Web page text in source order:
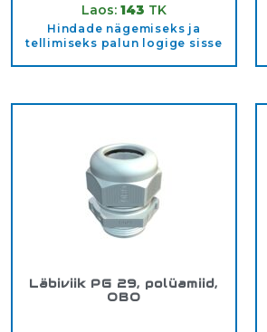
Laos: 143 TK
Hindade nägemiseks ja
tellimiseks palun logige sisse
Läbiviik PG 29, polüamiid,
OBO